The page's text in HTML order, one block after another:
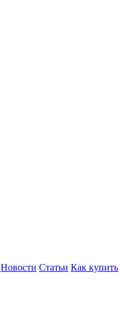
Новости Статьи Как купить